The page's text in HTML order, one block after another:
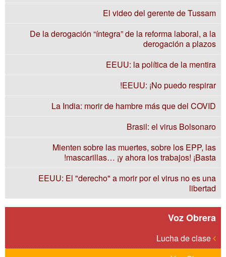
El video del gerente de Tussam
De la derogación “íntegra” de la reforma laboral, a la
derogación a plazos
EEUU: la política de la mentira
EEUU: ¡No puedo respirar!
La India: morir de hambre más que del COVID
Brasil: el virus Bolsonaro
Mienten sobre las muertes, sobre los EPP, las
mascarillas… ¡y ahora los trabajos! ¡Basta!
EEUU: El "derecho" a morir por el virus no es una
libertad
Voz Obrera